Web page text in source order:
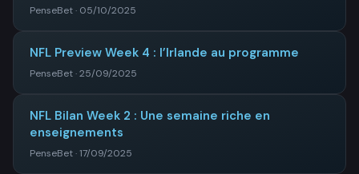
PenseBet · 05/10/2025
NFL Preview Week 4 : l’Irlande au programme
PenseBet · 25/09/2025
NFL Bilan Week 2 : Une semaine riche en
enseignements
PenseBet · 17/09/2025